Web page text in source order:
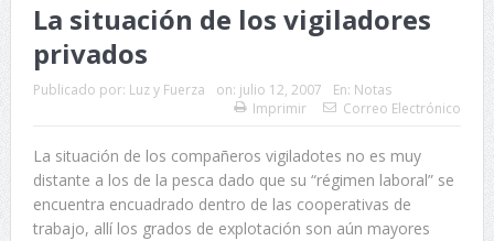
La situación de los vigiladores
privados
Publicado por: Luz y Fuerza on: julio 12, 2007 En: Notas
Imprimir
Correo Electrónico
La situación de los compañeros vigiladotes no es muy
distante a los de la pesca dado que su “régimen laboral” se
encuentra encuadrado dentro de las cooperativas de
trabajo, allí los grados de explotación son aún mayores